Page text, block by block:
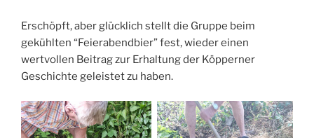
Erschöpft, aber glücklich stellt die Gruppe beim
gekühlten “Feierabendbier” fest, wieder einen
wertvollen Beitrag zur Erhaltung der Köpperner
Geschichte geleistet zu haben.